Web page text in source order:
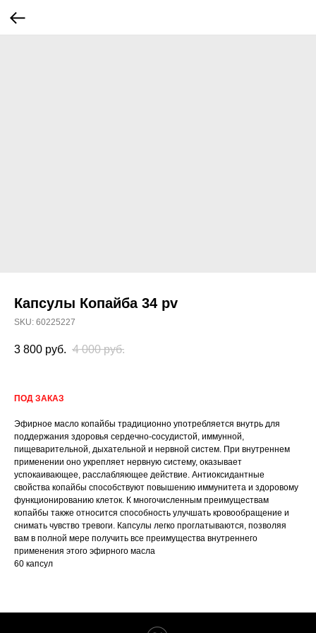
Капсулы Копайба 34 pv
SKU: 60225227
3 800 руб. 4 000 руб.
ПОД ЗАКАЗ
Эфирное масло копайбы традиционно употребляется внутрь для
поддержания здоровья сердечно-сосудистой, иммунной,
пищеварительной, дыхательной и нервной систем. При внутреннем
применении оно укрепляет нервную систему, оказывает
успокаивающее, расслабляющее действие. Антиоксидантные
свойства копайбы способствуют повышению иммунитета и здоровому
функционированию клеток. К многочисленным преимуществам
копайбы также относится способность улучшать кровообращение и
снимать чувство тревоги. Капсулы легко проглатываются, позволяя
вам в полной мере получить все преимущества внутреннего
применения этого эфирного масла
60 капсул